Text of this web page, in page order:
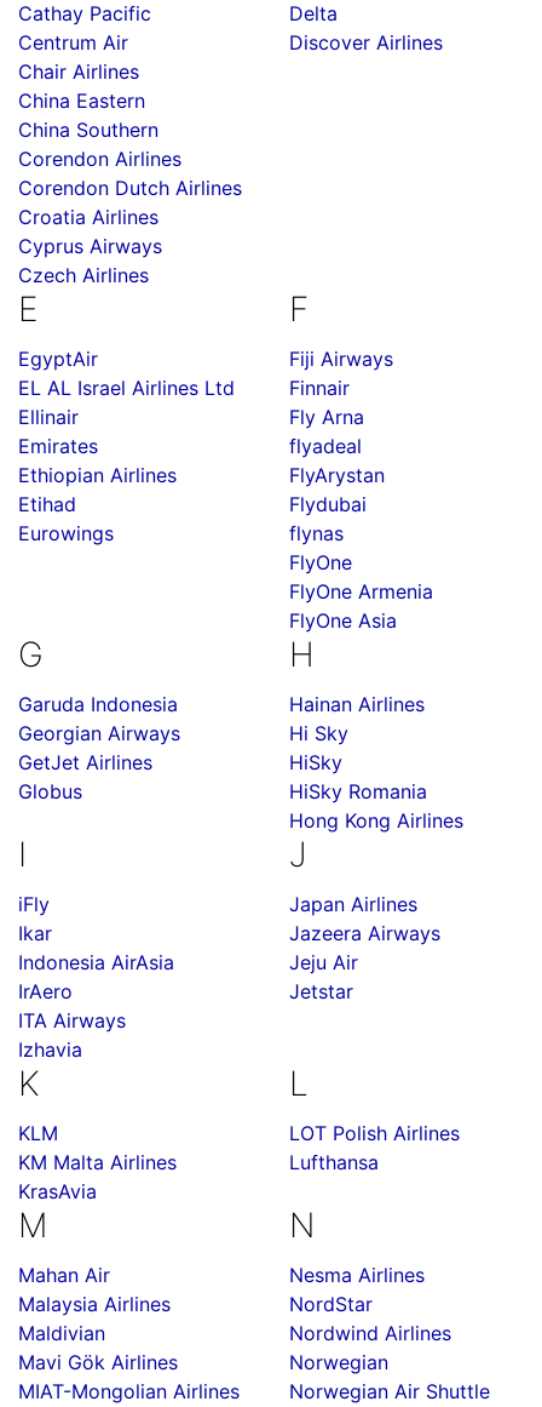
Cathay Pacific
Centrum Air
Chair Airlines
China Eastern
China Southern
Corendon Airlines
Corendon Dutch Airlines
Croatia Airlines
Cyprus Airways
Czech Airlines
Delta
Discover Airlines
E
EgyptAir
EL AL Israel Airlines Ltd
Ellinair
Emirates
Ethiopian Airlines
Etihad
Eurowings
F
Fiji Airways
Finnair
Fly Arna
flyadeal
FlyArystan
Flydubai
flynas
FlyOne
FlyOne Armenia
FlyOne Asia
G
Garuda Indonesia
Georgian Airways
GetJet Airlines
Globus
H
Hainan Airlines
Hi Sky
HiSky
HiSky Romania
Hong Kong Airlines
I
iFly
Ikar
Indonesia AirAsia
IrAero
ITA Airways
Izhavia
J
Japan Airlines
Jazeera Airways
Jeju Air
Jetstar
K
KLM
KM Malta Airlines
KrasAvia
L
LOT Polish Airlines
Lufthansa
M
Mahan Air
Malaysia Airlines
Maldivian
Mavi Gök Airlines
MIAT-Mongolian Airlines
N
Nesma Airlines
NordStar
Nordwind Airlines
Norwegian
Norwegian Air Shuttle